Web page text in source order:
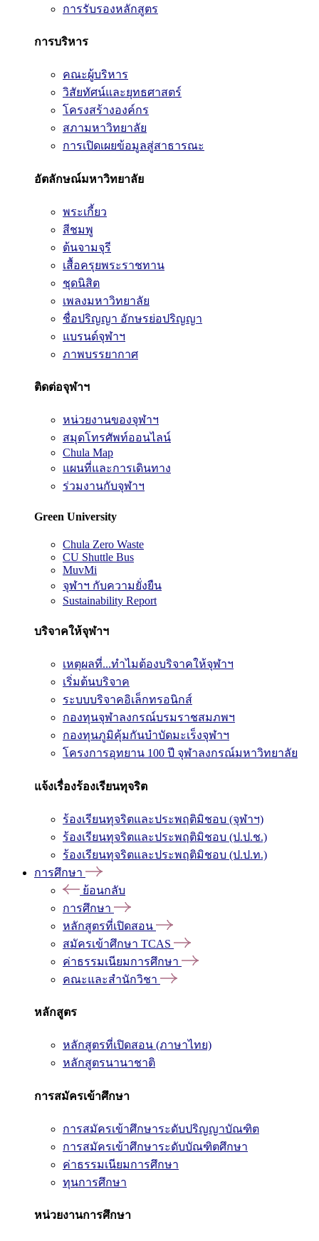
การรับรองหลักสูตร
การบริหาร
คณะผู้บริหาร
วิสัยทัศน์และยุทธศาสตร์
โครงสร้างองค์กร
สภามหาวิทยาลัย
การเปิดเผยข้อมูลสู่สาธารณะ
อัตลักษณ์มหาวิทยาลัย
พระเกี้ยว
สีชมพู
ต้นจามจุรี
เสื้อครุยพระราชทาน
ชุดนิสิต
เพลงมหาวิทยาลัย
ชื่อปริญญา อักษรย่อปริญญา
แบรนด์จุฬาฯ
ภาพบรรยากาศ
ติดต่อจุฬาฯ
หน่วยงานของจุฬาฯ
สมุดโทรศัพท์ออนไลน์
Chula Map
แผนที่และการเดินทาง
ร่วมงานกับจุฬาฯ
Green University
Chula Zero Waste
CU Shuttle Bus
MuvMi
จุฬาฯ กับความยั่งยืน
Sustainability Report
บริจาคให้จุฬาฯ
เหตุผลที่...ทำไมต้องบริจาคให้จุฬาฯ
เริ่มต้นบริจาค
ระบบบริจาคอิเล็กทรอนิกส์
กองทุนจุฬาลงกรณ์บรมราชสมภพฯ
กองทุนภูมิคุ้มกันบำบัดมะเร็งจุฬาฯ
โครงการอุทยาน 100 ปี จุฬาลงกรณ์มหาวิทยาลัย
แจ้งเรื่องร้องเรียนทุจริต
ร้องเรียนทุจริตและประพฤติมิชอบ (จุฬาฯ)
ร้องเรียนทุจริตและประพฤติมิชอบ (ป.ป.ช.)
ร้องเรียนทุจริตและประพฤติมิชอบ (ป.ป.ท.)
การศึกษา
ย้อนกลับ
การศึกษา
หลักสูตรที่เปิดสอน
สมัครเข้าศึกษา TCAS
ค่าธรรมเนียมการศึกษา
คณะและสำนักวิชา
หลักสูตร
หลักสูตรที่เปิดสอน (ภาษาไทย)
หลักสูตรนานาชาติ
การสมัครเข้าศึกษา
การสมัครเข้าศึกษาระดับปริญญาบัณฑิต
การสมัครเข้าศึกษาระดับบัณฑิตศึกษา
ค่าธรรมเนียมการศึกษา
ทุนการศึกษา
หน่วยงานการศึกษา